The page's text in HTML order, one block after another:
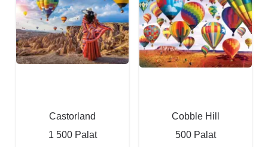
Castorland
1 500 Palat
Cobble Hill
500 Palat